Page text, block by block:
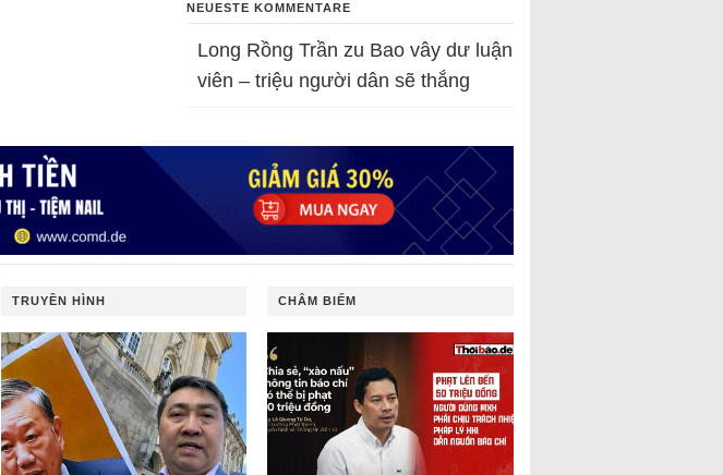
NEUESTE KOMMENTARE
Long Rồng Trần zu Bao vây dư luận
viên – triệu người dân sẽ thắng
TRUYỀN HÌNH CHÂM BIẾM